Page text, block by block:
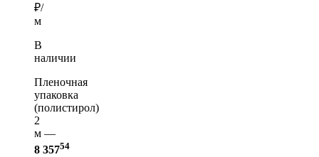
₽/
м
В
наличии
Пленочная
упаковка
(полистирол)
2
м —
8 35754